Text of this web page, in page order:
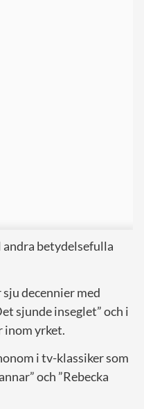
andra betydelsefulla
decennier med
sjunde inseglet” och i
inom yrket.
i tv-klassiker som
och ”Rebecka